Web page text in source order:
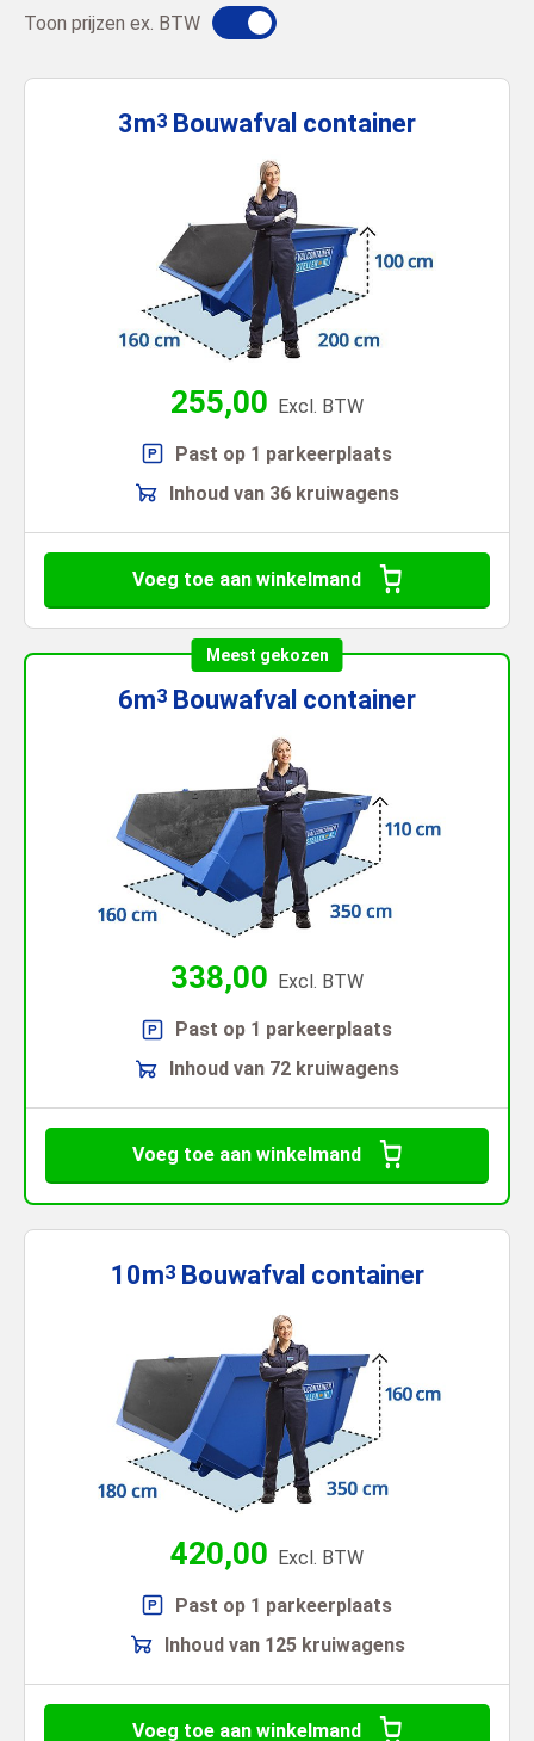
Toon prijzen ex. BTW
3m3 Bouwafval container
255,00 Excl. BTW
Past op 1 parkeerplaats
Inhoud van 36 kruiwagens
Voeg toe aan winkelmand
Meest gekozen
6m3 Bouwafval container
338,00 Excl. BTW
Past op 1 parkeerplaats
Inhoud van 72 kruiwagens
Voeg toe aan winkelmand
10m3 Bouwafval container
420,00 Excl. BTW
Past op 1 parkeerplaats
Inhoud van 125 kruiwagens
Voeg toe aan winkelmand